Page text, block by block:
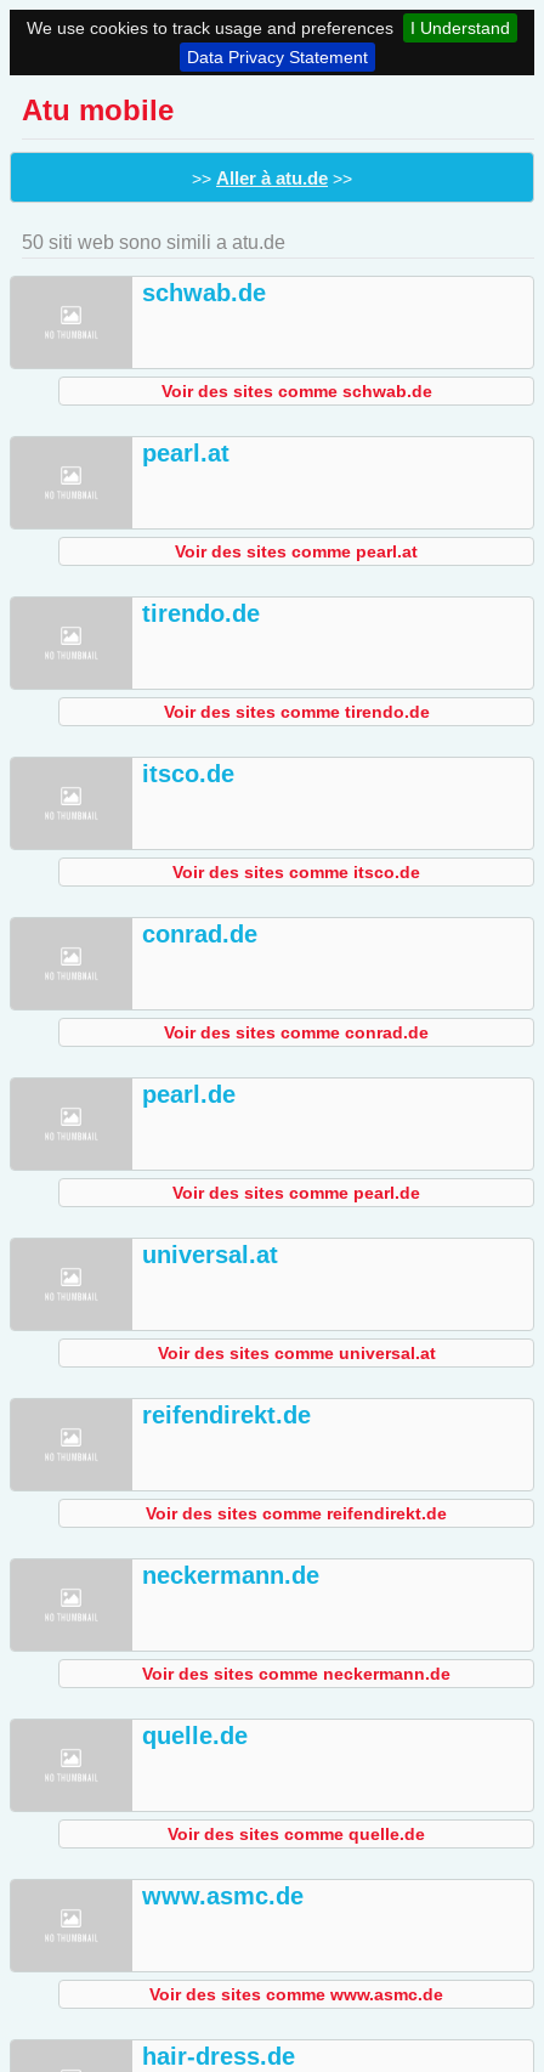
We use cookies to track usage and preferences
I Understand
Data Privacy Statement
Atu mobile
>> Aller à atu.de >>
50 siti web sono simili a atu.de
schwab.de
Voir des sites comme schwab.de
pearl.at
Voir des sites comme pearl.at
tirendo.de
Voir des sites comme tirendo.de
itsco.de
Voir des sites comme itsco.de
conrad.de
Voir des sites comme conrad.de
pearl.de
Voir des sites comme pearl.de
universal.at
Voir des sites comme universal.at
reifendirekt.de
Voir des sites comme reifendirekt.de
neckermann.de
Voir des sites comme neckermann.de
quelle.de
Voir des sites comme quelle.de
www.asmc.de
Voir des sites comme www.asmc.de
hair-dress.de